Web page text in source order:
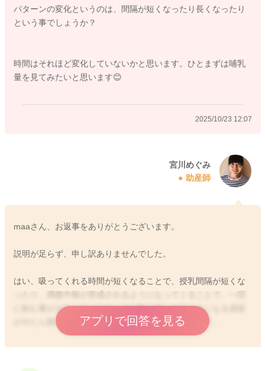
お胸の状態を合わせて見てももらうようにされるのもいいです
寝ぼけた時にもしっかりと飲んでくれることはないかを見てみ
るのもいいかもしれません。
ですが、状況をご確認いただきつつ、トータルの哺乳量を確保
パターンの変化というのは、間隔が短くなったり長くなったり
という事でしょうか？
時間はそれほど変化していないかと思います。ひとまずは哺乳
量を見てみたいと思います😊
2025/10/23 12:07
宮川めぐみ
助産師
maaさん、お返事をありがとうございます。
説明が足らず、申し訳ありませんでした。
はい、吸ってくれる時間が短くなることで、授乳間隔が短くな
ったり、満腹中枢が形成されるようになってくることで、一回
に飲む量が少なくなったり、その割に欲しがるようになる感覚
がやたら開くようになるということもあったりします。
一回にたくさん飲むようになってくれて、コンスタントに飲ん
アプリで回答を見る